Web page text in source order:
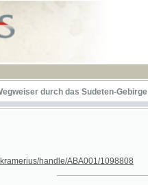
durch das Sudeten-Gebirge(1/722)
handle/ABA001/1098808